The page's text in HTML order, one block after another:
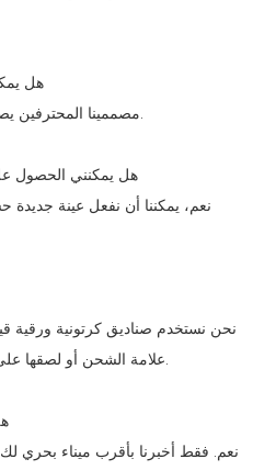
5. هل
--- مصممينا المحترفين يصممون لك فكرتك وشعارك.
6. هل يمكنني الحصول
علامة الشحن أو لصقها على الجزء الخارجي من الصندوق.